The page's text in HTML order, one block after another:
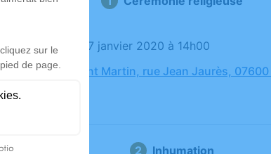
Le lundi 27 janvier 2020 à 14h00
Église Saint Martin, rue Jean Jaurès,
Inhumation